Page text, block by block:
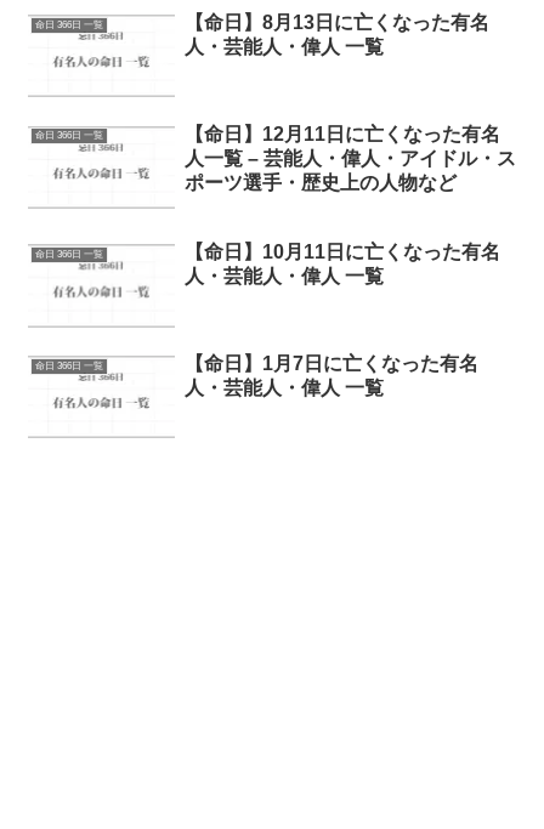
命日 366日 一覧
【命日】8月13日に亡くなった有名
人・芸能人・偉人 一覧
命日 366日 一覧
【命日】12月11日に亡くなった有名
人一覧 – 芸能人・偉人・アイドル・ス
ポーツ選手・歴史上の人物など
命日 366日 一覧
【命日】10月11日に亡くなった有名
人・芸能人・偉人 一覧
命日 366日 一覧
【命日】1月7日に亡くなった有名
人・芸能人・偉人 一覧